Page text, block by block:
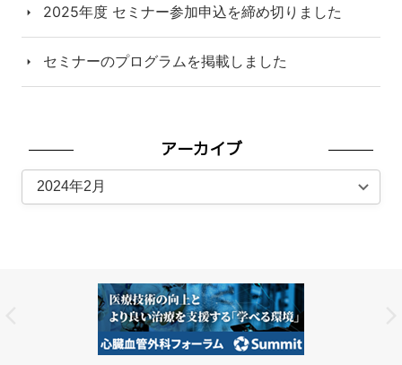
2025年度 セミナー参加申込を締め切りました
セミナーのプログラムを掲載しました
アーカイブ
ア
ー